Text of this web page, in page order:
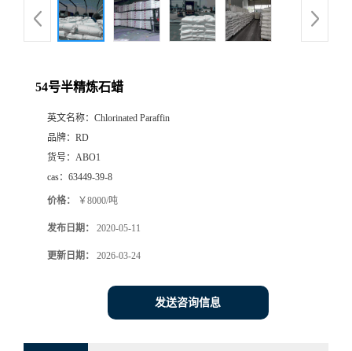
54号半精炼石蜡
英文名称： Chlorinated Paraffin
品牌： RD
货号： ABO1
cas： 63449-39-8
价格： ￥8000/吨
发布日期： 2020-05-11
更新日期： 2026-03-24
发送咨询信息